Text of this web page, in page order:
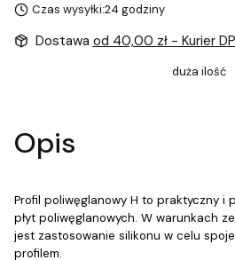
Czas wysyłki:24 godziny
Dostawa od 40,00 zł - Kurier
duża ilość
Opis
Profil poliwęglanowy H to praktyczny i
płyt poliwęglanowych. W warunkach
jest zastosowanie silikonu w celu
profilem.